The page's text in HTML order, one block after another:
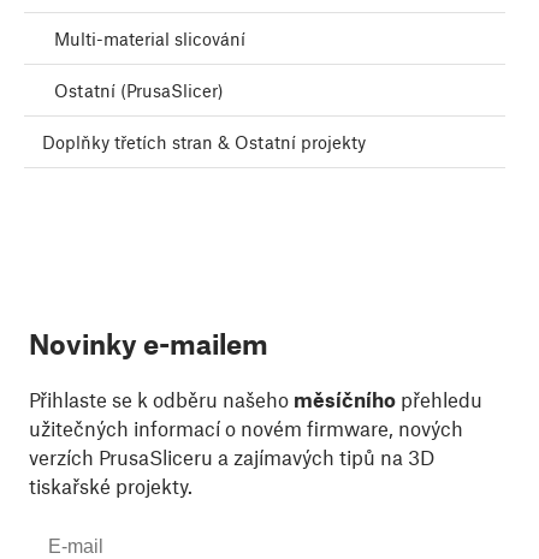
Multi-material slicování
Ostatní (PrusaSlicer)
Doplňky třetích stran & Ostatní projekty
Novinky e-mailem
Přihlaste se k odběru našeho měsíčního přehledu
užitečných informací o novém firmware, nových
verzích PrusaSliceru a zajímavých tipů na 3D
tiskařské projekty.